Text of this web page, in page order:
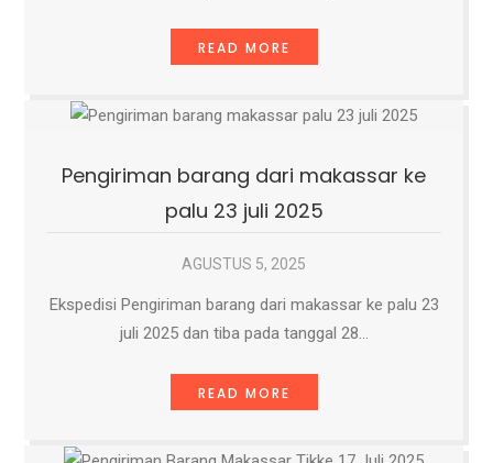
READ MORE
Pengiriman barang dari makassar ke
palu 23 juli 2025
AGUSTUS 5, 2025
Ekspedisi Pengiriman barang dari makassar ke palu 23
juli 2025 dan tiba pada tanggal 28…
READ MORE